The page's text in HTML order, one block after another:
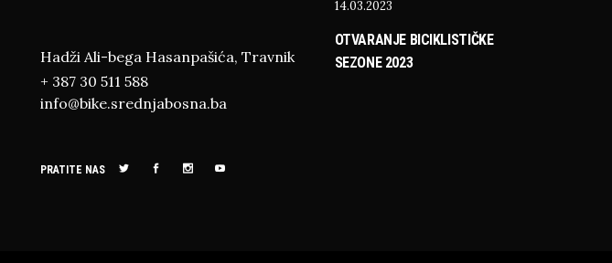
Hadži Ali-bega Hasanpašića, Travnik
+ 387 30 511 588
info@bike.srednjabosna.ba
PRATITE NAS
14.03.2023
OTVARANJE BICIKLISTIČKE
SEZONE 2023